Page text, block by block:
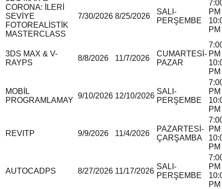
CORONA: İLERİ
SEVİYE
FOTOREALİSTİK
MASTERCLASS
7/30/2026 8/25/2026
SALI-
PERŞEMBE
PM
PM
3DS MAX & V-
RAYPS
8/8/2026 11/7/2026
CUMARTESİ-
PAZAR
PM
PM
MOBİL
PROGRAMLAMAY
9/10/2026 12/10/2026
SALI-
PERŞEMBE
PM
PM
REVITP 9/9/2026 11/4/2026
PAZARTESİ-
ÇARŞAMBA
PM
PM
AUTOCADPS 8/27/2026 11/17/2026
SALI-
PERŞEMBE
PM
PM